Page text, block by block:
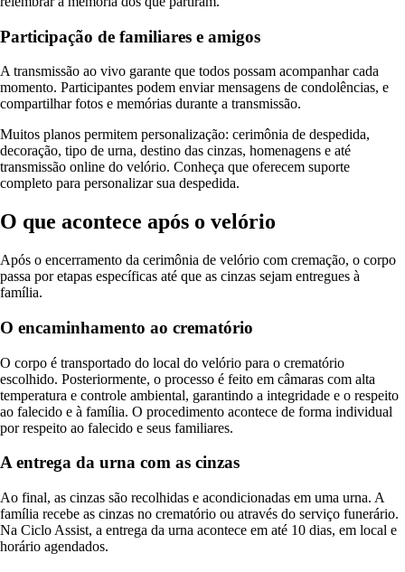
Participação de familiares e amigos
A transmissão ao vivo garante que todos possam acompanhar cada
momento. Participantes podem enviar mensagens de condolências, e
compartilhar fotos e memórias durante a transmissão.
Muitos planos permitem personalização: cerimônia de despedida,
decoração, tipo de urna, destino das cinzas, homenagens e até
transmissão online do velório. Conheça que oferecem suporte
completo para personalizar sua despedida.
O que acontece após o velório
Após o encerramento da cerimônia de velório com cremação, o corpo
passa por etapas específicas até que as cinzas sejam entregues à
família.
O encaminhamento ao crematório
O corpo é transportado do local do velório para o crematório
escolhido. Posteriormente, o processo é feito em câmaras com alta
temperatura e controle ambiental, garantindo a integridade e o respeito
ao falecido e à família. O procedimento acontece de forma individual
por respeito ao falecido e seus familiares.
A entrega da urna com as cinzas
Ao final, as cinzas são recolhidas e acondicionadas em uma urna. A
família recebe as cinzas no crematório ou através do serviço funerário.
Na Ciclo Assist, a entrega da urna acontece em até 10 dias, em local e
horário agendados.